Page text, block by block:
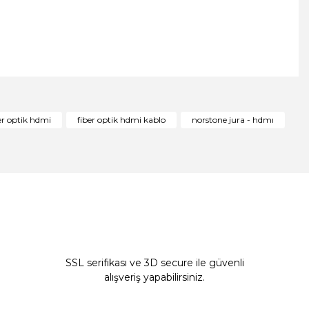
optik hdmi fiber optik hdmi kablo
norstone jura - hdmı
SSL serifikası ve 3D secure ile güvenli
alışveriş yapabilirsiniz.